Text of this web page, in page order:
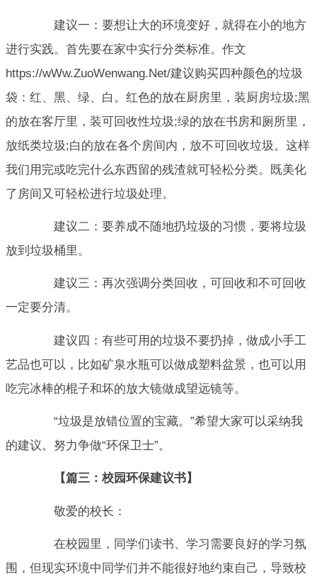
建议一：要想让大的环境变好，就得在小的地方
进行实践。首先要在家中实行分类标准。作文
https://wWw.ZuoWenwang.Net/建议购买四种颜色的垃圾
袋：红、黑、绿、白。红色的放在厨房里，装厨房垃圾;黑
的放在客厅里，装可回收性垃圾;绿的放在书房和厕所里，
放纸类垃圾;白的放在各个房间内，放不可回收垃圾。这样
我们用完或吃完什么东西留的残渣就可轻松分类。既美化
了房间又可轻松进行垃圾处理。
建议二：要养成不随地扔垃圾的习惯，要将垃圾
放到垃圾桶里。
建议三：再次强调分类回收，可回收和不可回收
一定要分清。
建议四：有些可用的垃圾不要扔掉，做成小手工
艺品也可以，比如矿泉水瓶可以做成塑料盆景，也可以用
吃完冰棒的棍子和坏的放大镜做成望远镜等。
“垃圾是放错位置的宝藏。”希望大家可以采纳我
的建议。努力争做“环保卫士”。
【篇三：校园环保建议书】
敬爱的校长：
在校园里，同学们读书、学习需要良好的学习氛
围，但现实环境中同学们并不能很好地约束自己，导致校